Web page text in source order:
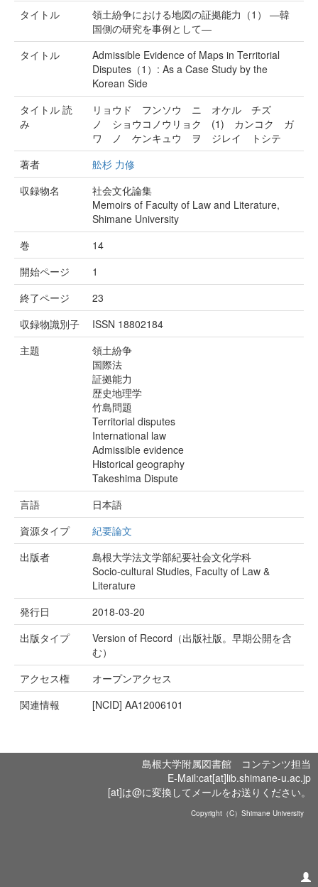
タイトル
領土紛争における地図の証拠能力（1） ―韓
国側の研究を事例として―
タイトル
Admissible Evidence of Maps in Territorial
Disputes（1）: As a Case Study by the
Korean Side
タイトル 読
み
リョウド フンソウ ニ オケル チズ
ノ ショウコノウリョク (1) カンコク ガ
ワ ノ ケンキュウ ヲ ジレイ トシテ
著者
舩杉 力修
収録物名
社会文化論集
Memoirs of Faculty of Law and Literature,
Shimane University
巻
14
開始ページ
1
終了ページ
23
収録物識別子
ISSN 18802184
主題
領土紛争
国際法
証拠能力
歴史地理学
竹島問題
Territorial disputes
International law
Admissible evidence
Historical geography
Takeshima Dispute
言語
日本語
資源タイプ
紀要論文
出版者
島根大学法文学部紀要社会文化学科
Socio-cultural Studies, Faculty of Law &
Literature
発行日
2018-03-20
出版タイプ
Version of Record（出版社版。早期公開を含
む）
アクセス権
オープンアクセス
関連情報
[NCID] AA12006101
島根大学附属図書館 コンテンツ担当
E-Mail:cat[at]lib.shimane-u.ac.jp
[at]は@に変換してメールをお送りください。
Copyright（C）Shimane University